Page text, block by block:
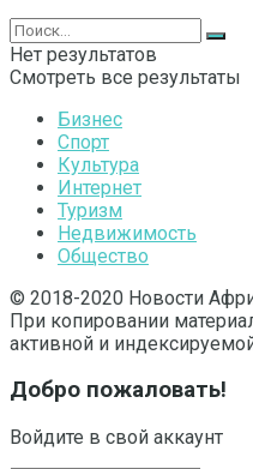
Нет результатов
Смотреть все результаты
Бизнес
Спорт
Культура
Интернет
Туризм
Недвижимость
Общество
© 2018-2020 Новости
При копировании
активной и
Добро пожаловать!
Войдите в свой аккаунт